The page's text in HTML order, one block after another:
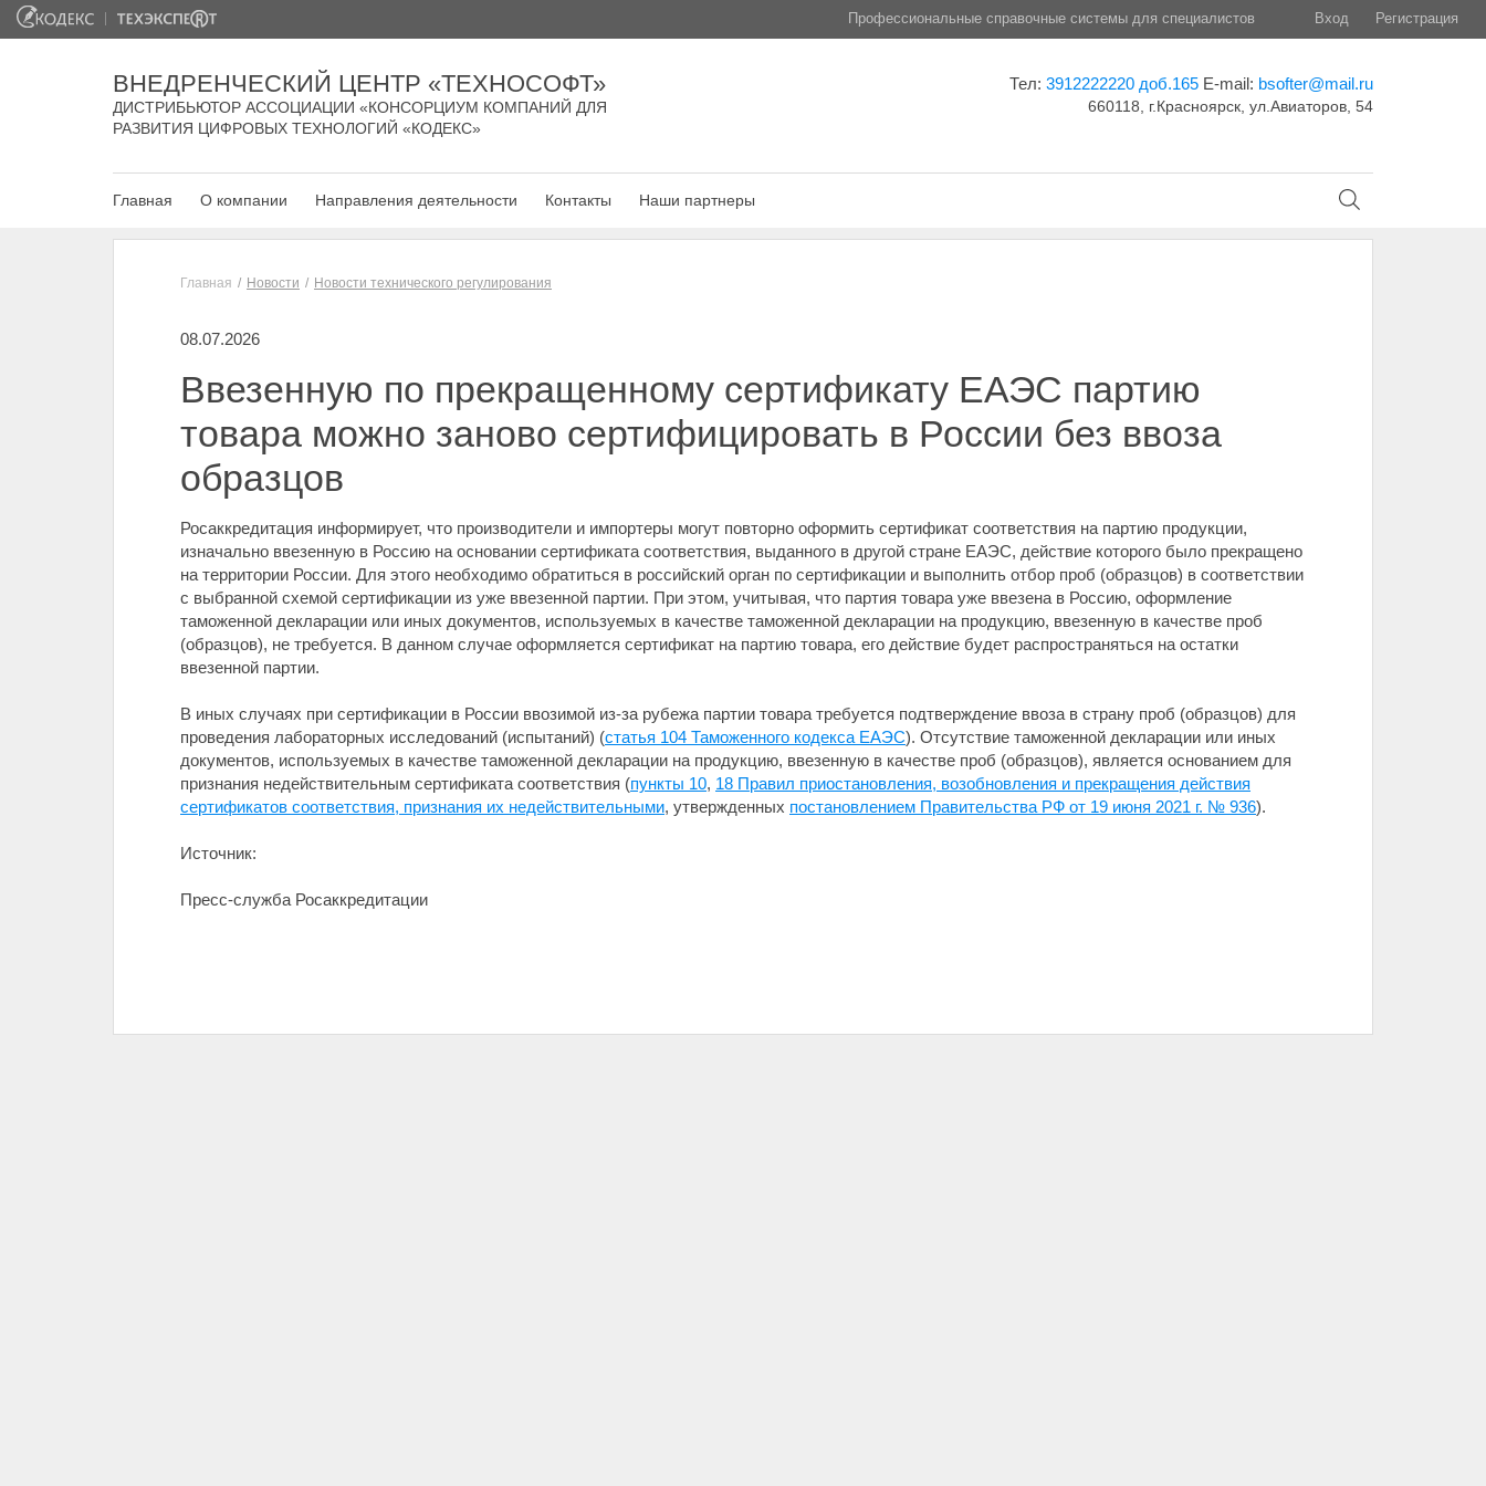
Профессиональные справочные системы для специалистов Вход Регистрация
ВНЕДРЕНЧЕСКИЙ ЦЕНТР «ТЕХНОСОФТ»
ДИСТРИБЬЮТОР АССОЦИАЦИИ «КОНСОРЦИУМ КОМПАНИЙ ДЛЯ
РАЗВИТИЯ ЦИФРОВЫХ ТЕХНОЛОГИЙ «КОДЕКС»
Тел: 3912222220 доб.165 E-mail: bsofter@mail.ru
660118, г.Красноярск, ул.Авиаторов, 54
Главная О компании Направления деятельности Контакты Наши партнеры
Главная Новости Новости технического регулирования
08.07.2026
Ввезенную по прекращенному сертификату ЕАЭС партию
товара можно заново сертифицировать в России без ввоза
образцов
Росаккредитация информирует, что производители и импортеры могут повторно оформить сертификат соответствия на партию продукции,
изначально ввезенную в Россию на основании сертификата соответствия, выданного в другой стране ЕАЭС, действие которого было прекращено
на территории России. Для этого необходимо обратиться в российский орган по сертификации и выполнить отбор проб (образцов) в соответствии
с выбранной схемой сертификации из уже ввезенной партии. При этом, учитывая, что партия товара уже ввезена в Россию, оформление
таможенной декларации или иных документов, используемых в качестве таможенной декларации на продукцию, ввезенную в качестве проб
(образцов), не требуется. В данном случае оформляется сертификат на партию товара, его действие будет распространяться на остатки
ввезенной партии.
В иных случаях при сертификации в России ввозимой из-за рубежа партии товара требуется подтверждение ввоза в страну проб (образцов) для
проведения лабораторных исследований (испытаний) (статья 104 Таможенного кодекса ЕАЭС). Отсутствие таможенной декларации или иных
документов, используемых в качестве таможенной декларации на продукцию, ввезенную в качестве проб (образцов), является основанием для
признания недействительным сертификата соответствия (пункты 10, 18 Правил приостановления, возобновления и прекращения действия
сертификатов соответствия, признания их недействительными, утвержденных постановлением Правительства РФ от 19 июня 2021 г. № 936).
Источник:
Пресс-служба Росаккредитации